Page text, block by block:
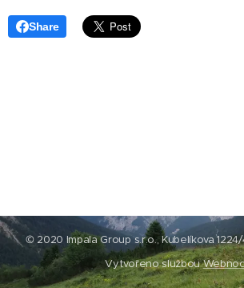
Share
© 2020 Impala Group s.r.o., Kubelíkova
Vytvořeno službou